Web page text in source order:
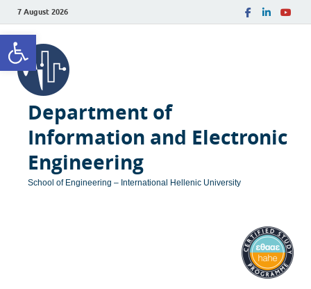
Open toolbar
7 August 2026
Department of
Information and Electronic
Engineering
School of Engineering – International Hellenic University